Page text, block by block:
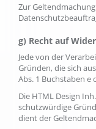
Zur
g) Recht auf
Jede von der
Gründen, die sich
Abs. 1 Buchstaben e
Die HTML Design
schutzwürdige
dient der